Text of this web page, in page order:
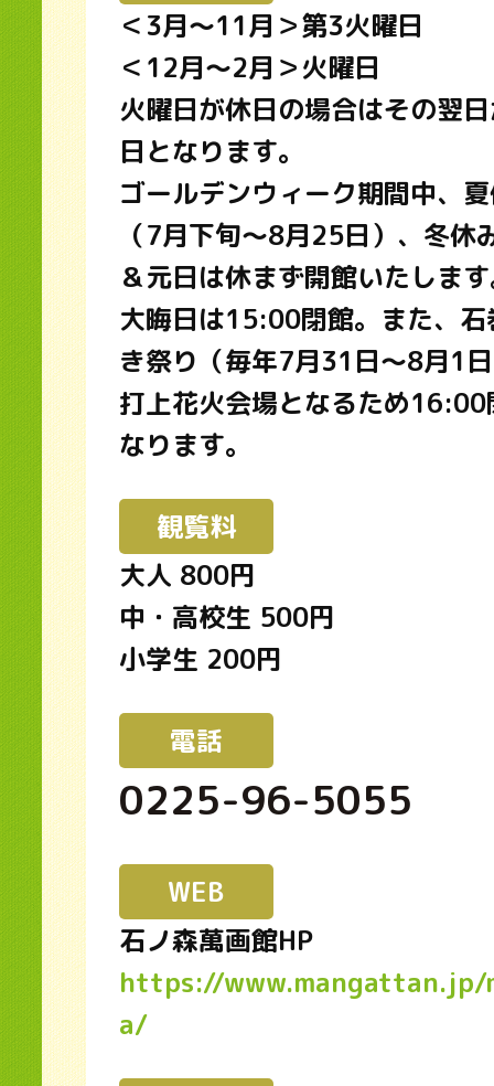
＜3月～11月＞第3火曜日
＜12月～2月＞火曜日
火曜日が休日の場合はその翌
日となります。
ゴールデンウィーク期間中、
（7月下旬～8月25日）、冬休
＆元日は休まず開館いたしま
大晦日は15:00閉館。また、石
き祭り（毎年7月31日～8月1
打上花火会場となるため16:00
なります。
観覧料
大人 800円
中・高校生 500円
小学生 200円
電話
0225-96-5055
WEB
石ノ森萬画館HP
https://www.mangattan.jp/
a/